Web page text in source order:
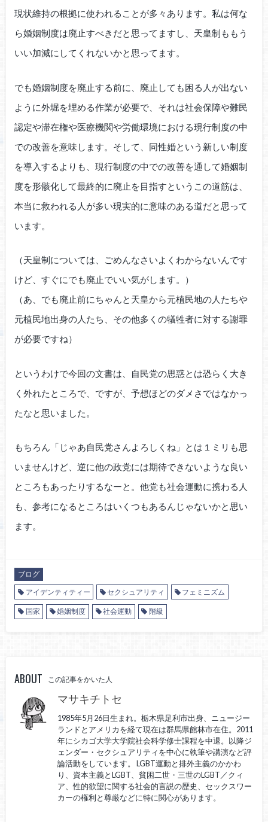
現状維持の根拠に使われることが多々あります。私は何な
ら婚姻制度は廃止すべきだと思ってますし、天皇制ももう
いい加減にしてくれないかと思ってます。
でも婚姻制度を廃止する前に、廃止しても困る人が出ない
ように外堀を埋める作業が必要で、それは社会保障や難民
認定や滞在権や医療機関や労働環境における現行制度の中
での改善を意味します。そして、同性婚という新しい制度
を導入するよりも、現行制度の中での改善を通して婚姻制
度を形骸化して最終的に廃止を目指すというこの道筋は、
本当に救われる人が多い現実的に意味のある道だと思って
います。
（天皇制については、ごめんなさいよくわからないんです
けど、すぐにでも廃止でいい気がします。）
（あ、でも廃止前にちゃんと天皇から元植民地の人たちや
元植民地出身の人たち、その他多くの犠牲者に対する謝罪
が必要ですね）
というわけで今回の文書は、自民党の思惑とは恐らく大き
く外れたところで、ですが、予想ほどのダメさではなかっ
たなと思いました。
もちろん「じゃあ自民党さんよろしくね」とは１ミリも思
いませんけど、逆に他の政党には期待できないような良い
ところもあったりするなーと。他党も社会運動に携わる人
も、参考になるところはいくつもあるんじゃないかと思い
ます。
ブログ
アイデンティティー
セクシュアリティ フェミニズム
国家 婚姻制度 社会運動 階級
ABOUT この記事をかいた人
マサキチトセ
1985年5月26日生まれ。栃木県足利市出身、ニュージー
ランドとアメリカを経て現在は群馬県館林市在住。2011
年にシカゴ大学大学院社会科学修士課程を中退。以降ジ
ェンダー・セクシュアリティを中心に執筆や講演など評
論活動をしています。 LGBT運動と排外主義のかかわ
り、資本主義とLGBT、貧困二世・三世のLGBT／クィ
ア、性的欲望に関する社会的言説の歴史、セックスワー
カーの権利と尊厳などに特に関心があります。